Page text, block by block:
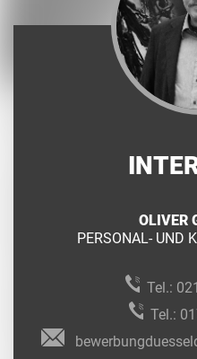
OLIVER
PERSONAL- UND
Tel.:
Tel.: